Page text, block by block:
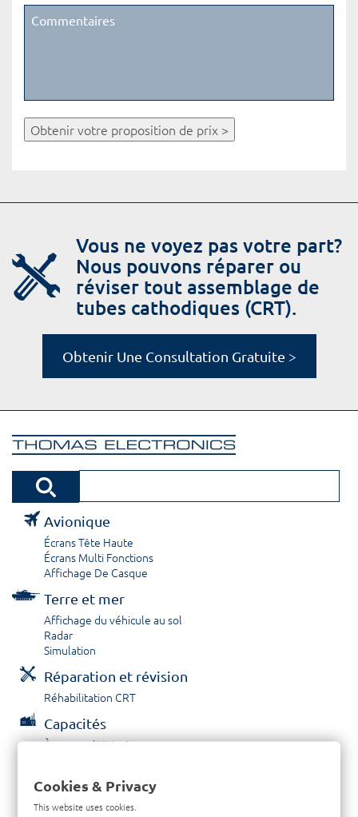
Obtenir votre proposition de prix >
Vous ne voyez pas votre part?
Nous pouvons réparer ou
réviser tout assemblage de
tubes cathodiques (CRT).
Obtenir Une Consultation Gratuite >
Avionique
Écrans Tête Haute
Écrans Multi Fonctions
Affichage De Casque
Terre et mer
Affichage du véhicule au sol
Radar
Simulation
Réparation et révision
Réhabilitation CRT
Capacités
À propos / Historique
Contactez nous
Cookies & Privacy
This website uses cookies.